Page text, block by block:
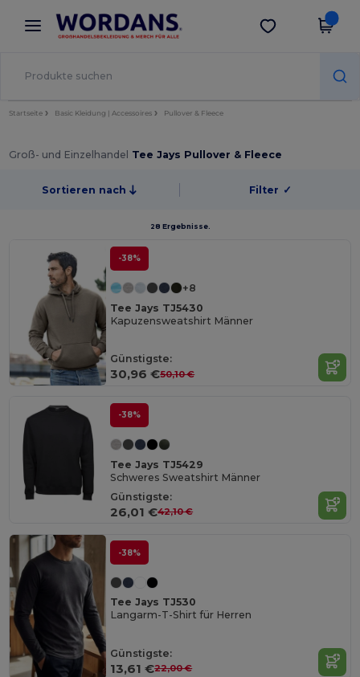
× Wordans App
Bessere Preise in der App!
App holen
Startseite Basic Kleidung | Accessoires Pullover & Fleece
Groß- und Einzelhandel Tee Jays Pullover & Fleece
Sortieren nach Filter ✓
28 Ergebnisse.
-38%
+8
Tee Jays TJ5430
Kapuzensweatshirt Männer
Günstigste:
30,96 €50,10 €
-38%
Tee Jays TJ5429
Schweres Sweatshirt Männer
Günstigste:
26,01 €42,10 €
-38%
Tee Jays TJ530
Langarm-T-Shirt für Herren
Günstigste:
13,61 €22,00 €